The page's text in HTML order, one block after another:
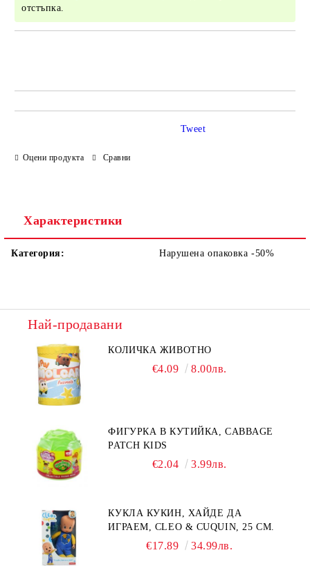
отстъпка.
Оцени продукта Сравни
Tweet
Характеристики
Категория: Нарушена опаковка -50%
Най-продавани
КОЛИЧКА ЖИВОТНО
€4.09 8.00лв.
ФИГУРКА В КУТИЙКА, CABBAGE
PATCH KIDS
€2.04 3.99лв.
КУКЛА КУКИН, ХАЙДЕ ДА
ИГРАЕМ, CLEO & CUQUIN, 25 СМ.
€17.89 34.99лв.